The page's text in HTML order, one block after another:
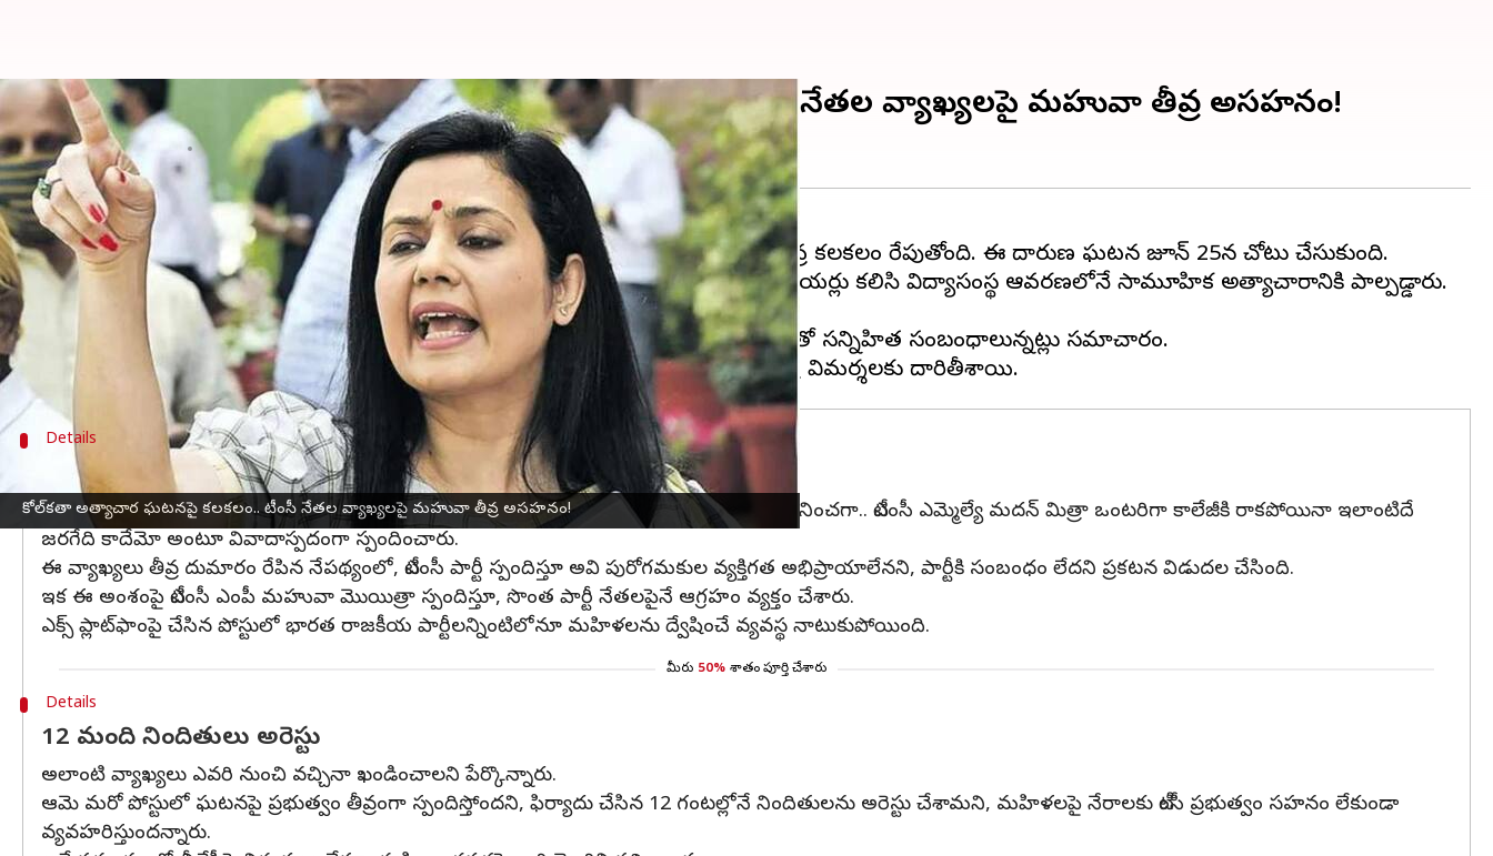
కోల్‌కతా అత్యాచార ఘటనపై కలకలం.. టీంసీ నేతల వ్యాఖ్యలపై మహువా తీవ్ర అసహనం!
Mahua Moitra: కోల్‌కతా అత్యాచార ఘటనపై కలకలం.. టీంసీ నేతల వ్యాఖ్యలపై మహువా తీవ్ర అసహనం!
వ్రాసిన వారు Jayachandra Akuri Jun 29, 2025 11:09 am
ఈ వార్తాకథనం ఏంటి
కోల్‌కతాలో న్యాయ విద్యార్థినిపై జరిగిన అత్యాచార ఘటన పశ్చిమ బెంగాల్‌ రాష్ట్రవ్యాప్తంగా తీవ్ర కలకలం రేపుతోంది. ఈ దారుణ ఘటన జూన్‌ 25న చోటు చేసుకుంది.
కోల్‌కతాలోని ఓ న్యాయ కళాశాలలో 24 ఏళ్ల విద్యార్థినిపై ఓ పూర్వ విద్యార్థితో పాటు ఇద్దరు సీనియర్లు కలిసి విద్యాసంస్థ ఆవరణలోనే సామూహిక అత్యాచారానికి పాల్పడ్డారు.
వైద్య పరీక్షల్లో అత్యాచార ఘటన రూఢీ అయినట్లు సీనియర్ పోలీస్ అధికారి వెల్లడించారు.
ఈ కేసులో ప్రధాన నిందితుడిగా ఉన్న మోనోజిత్‌ మిశ్రా (31)కి అధికార టీఎంసీ (TMC) నేతలతో సన్నిహిత సంబంధాలున్నట్లు సమాచారం.
Details
సొంత పార్టీ నేతలపైనే ఆగ్రహం
టీఎంసీ ఎంపీ కళ్యాణ్ బెనర్జీ మాట్లాడుతూ ఆమె స్నేహితులు చేసినా పోలీసులకేం చేయగలరని వ్యాఖ్యానించగా.. టీఎంసీ ఎమ్మెల్యే మదన్ మిత్రా ఒంటరిగా కాలేజీకి రాకపోయినా ఇలాంటిదే
జరగేది కాదేమో అంటూ వివాదాస్పదంగా స్పందించారు.
ఈ వ్యాఖ్యలు తీవ్ర దుమారం రేపిన నేపథ్యంలో, టీఎంసీ పార్టీ స్పందిస్తూ అవి పురోగమకుల వ్యక్తిగత అభిప్రాయాలేనని, పార్టీకి సంబంధం లేదని ప్రకటన విడుదల చేసింది.
ఇక ఈ అంశంపై టీఎంసీ ఎంపీ మహువా మొయిత్రా స్పందిస్తూ, సొంత పార్టీ నేతలపైనే ఆగ్రహం వ్యక్తం చేశారు.
ఎక్స్‌ ప్లాట్‌ఫాంపై చేసిన పోస్టులో భారత రాజకీయ పార్టీలన్నింటిలోనూ మహిళలను ద్వేషించే వ్యవస్థ నాటుకుపోయింది.
మీరు 50% శాతం పూర్తి చేశారు
Details
12 మంది నిందితులు అరెస్టు
అలాంటి వ్యాఖ్యలు ఎవరి నుంచి వచ్చినా ఖండించాలని పేర్కొన్నారు.
ఆమె మరో పోస్టులో ఘటనపై ప్రభుత్వం తీవ్రంగా స్పందిస్తోందని, ఫిర్యాదు చేసిన 12 గంటల్లోనే నిందితులను అరెస్టు చేశామని, మహిళలపై నేరాలకు టీంసీ ప్రభుత్వం సహనం లేకుండా
వ్యవహరిస్తుందన్నారు.